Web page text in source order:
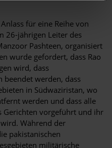
für eine Reihe von
26-jährigen Leiter des
Pashteen, organisiert
wurde gefordert, dass Rao
wird, dass
beendet werden, dass
in Südwaziristan, wo
werden und dass alle
Gerichten vorgeführt und ihr
Während der
pakistanischen
militärische